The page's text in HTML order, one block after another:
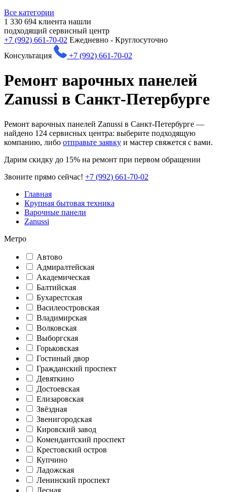
Все категории
1 330 694 клиента нашли
подходящий сервисный центр
+7 (992) 661-70-02 Ежедневно - Круглосуточно
Консультация
+7 (992) 661-70-02
Ремонт варочных панелей
Zanussi в Санкт-Петербурге
Ремонт варочных панелей Zanussi в Санкт-Петербурге —
найдено 124 сервисных центра: выберите подходящую
компанию, либо отправьте заявку и мастер свяжется с вами.
Дарим скидку до 15% на ремонт при первом обращении
Звоните прямо сейчас! +7 (992) 661-70-02
Главная
Крупная бытовая техника
Варочные панели
Zanussi
Метро
Автово
Адмиралтейская
Академическая
Балтийская
Бухарестская
Василеостровская
Владимирская
Волковская
Выборгская
Горьковская
Гостиный двор
Гражданский проспект
Девяткино
Достоевская
Елизаровская
Звёздная
Звенигородская
Кировский завод
Комендантский проспект
Крестовский остров
Купчино
Ладожская
Ленинский проспект
Лесная